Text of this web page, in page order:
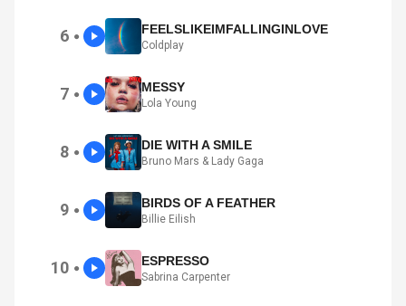
6 ● FEELSLIKEIMFALLINGINLOVE
Coldplay
7 ● MESSY
Lola Young
8 ● DIE WITH A SMILE
Bruno Mars & Lady Gaga
9 ● BIRDS OF A FEATHER
Billie Eilish
10 ● ESPRESSO
Sabrina Carpenter